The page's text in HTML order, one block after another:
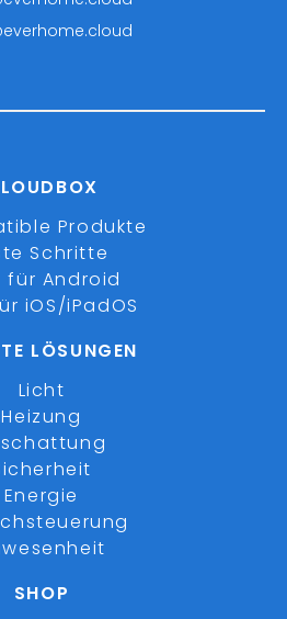
Produkte
Schritte
für Android
iOS/iPadOS
LÖSUNGEN
Licht
Heizung
Energie
SHOP